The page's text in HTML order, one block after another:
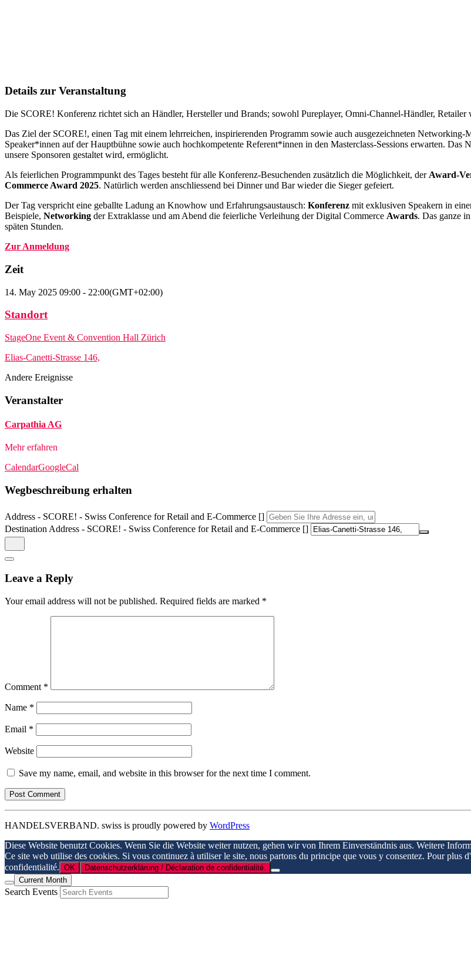
Details zur Veranstaltung
Die SCORE! Konferenz richtet sich an Händler, Hersteller und Brands; sowohl Pureplayer, Omni-Channel-Händler,
Das Ziel der SCORE!, einen Tag mit einem lehrreichen, inspirierenden Programm sowie auch ausgezeichneten
Speaker*innen auf der Hauptbühne sowie auch hochkompetente Referent*innen in den Masterclass-Sessions erwarten.
unsere Sponsoren gestaltet wird, ermöglicht.
Als feierlichen Programmpunkt des Tages besteht für alle Konferenz-Besuchenden zusätzlich die Möglichkeit, der Award-
Commerce Award 2025. Natürlich werden anschliessend bei Dinner und Bar wieder die Sieger gefeiert.
Der Tag verspricht eine geballte Ladung an Knowhow und Erfahrungsaustausch: Konferenz mit exklusiven Speakern in
Beispiele, Networking der Extraklasse und am Abend die feierliche Verleihung der Digital Commerce Awards. Das ganze
späten Stunden.
Zur Anmeldung
Zeit
14. May 2025 09:00 - 22:00(GMT+02:00)
Standort
StageOne Event & Convention Hall Zürich
Elias-Canetti-Strasse 146,
Andere Ereignisse
Veranstalter
Carpathia AG
Mehr erfahren
CalendarGoogleCal
Wegbeschreibung erhalten
Address - SCORE! - Swiss Conference for Retail and E-Commerce []
Destination Address - SCORE! - Swiss Conference for Retail and E-Commerce []
Leave a Reply
Your email address will not be published. Required fields are marked *
Comment *
Name *
Email *
Website
Save my name, email, and website in this browser for the next time I comment.
HANDELSVERBAND. swiss is proudly powered by WordPress
Diese Website benutzt Cookies. Wenn Sie die Website weiter nutzen, gehen wir von Ihrem Einverständnis aus. Weitere
Ce site web utilise des cookies. Si vous continuez à utiliser le site, nous partons du principe que vous y consentez. Pour
confidentialité. OK
Datenschutzerklärung / Déclaration de confidentialité.
Current Month
Search Events